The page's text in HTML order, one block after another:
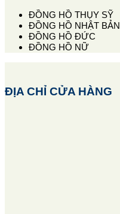
ĐỒNG HỒ THỤY SỸ
ĐỒNG HỒ NHẬT BẢN
ĐỒNG HỒ ĐỨC
ĐỒNG HỒ NỮ
ĐỊA CHỈ CỬA HÀNG